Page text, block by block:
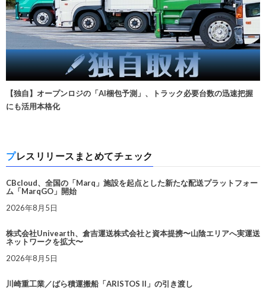
【独自】オープンロジの「AI梱包予測」、トラック必要台数の迅速把握
にも活用本格化
プレスリリースまとめてチェック
CBcloud、全国の「Marq」施設を起点とした新たな配送プラットフォー
ム「MarqGO」開始
2026年8月5日
株式会社Univearth、倉吉運送株式会社と資本提携〜山陰エリアへ実運送
ネットワークを拡大〜
2026年8月5日
川崎重工業／ばら積運搬船「ARISTOS II」の引き渡し